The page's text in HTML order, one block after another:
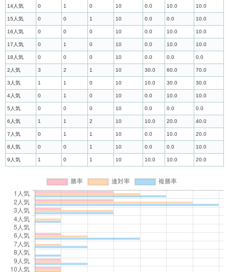
14人気 0 1 0 10 0.0 10.0 10.0
15人気 0 0 1 10 0.0 0.0 10.0
16人気 0 0 0 10 0.0 10.0 10.0
17人気 0 1 0 10 0.0 10.0 10.0
18人気 0 0 0 10 0.0 0.0 0.0
2人気 3 2 1 10 30.0 60.0 70.0
3人気 1 1 0 10 10.0 30.0 30.0
4人気 0 1 0 10 0.0 10.0 10.0
5人気 0 0 0 10 0.0 0.0 0.0
6人気 1 1 2 10 10.0 20.0 40.0
7人気 0 1 1 10 0.0 10.0 20.0
8人気 0 0 1 10 0.0 0.0 10.0
9人気 1 0 1 10 10.0 10.0 20.0